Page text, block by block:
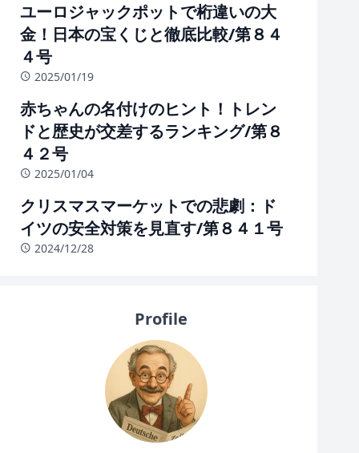
ユーロジャックポットで桁違いの大
金！日本の宝くじと徹底比較/第８４
４号
2025/01/19
赤ちゃんの名付けのヒント！トレン
ドと歴史が交差するランキング/第８
４２号
2025/01/04
クリスマスマーケットでの悲劇：ド
イツの安全対策を見直す/第８４１号
2024/12/28
Profile